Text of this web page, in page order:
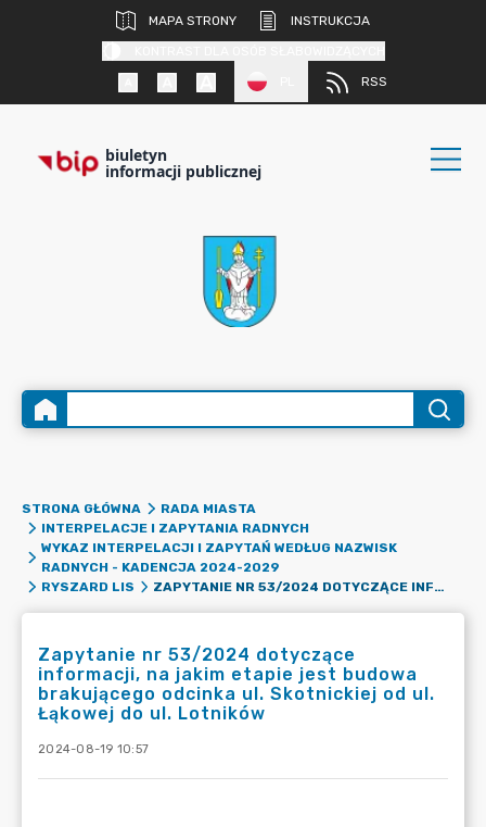
MAPA STRONY
INSTRUKCJA
RSS
biuletyn
informacji publicznej
STRONA GŁÓWNA
RADA MIASTA
INTERPELACJE I ZAPYTANIA RADNYCH
WYKAZ INTERPELACJI I ZAPYTAŃ WEDŁUG NAZWISK
RADNYCH - KADENCJA 2024-2029
RYSZARD LIS
ZAPYTANIE NR 53/2024 DOTYCZĄCE INFORMACJI, NA JAKIM ETAPIE JEST BUDOWA BRAKUJĄCEGO ODCINKA UL. SKOTNICKIEJ OD UL. ŁĄKOWEJ DO UL. LOTNIKÓW
Zapytanie nr 53/2024 dotyczące
informacji, na jakim etapie jest budowa
brakującego odcinka ul. Skotnickiej od ul.
Łąkowej do ul. Lotników
2024-08-19 10:57